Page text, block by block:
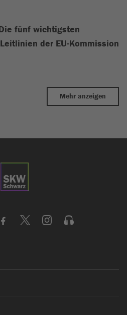
fünf wichtigsten
der EU-Kommission
Mehr anzeigen